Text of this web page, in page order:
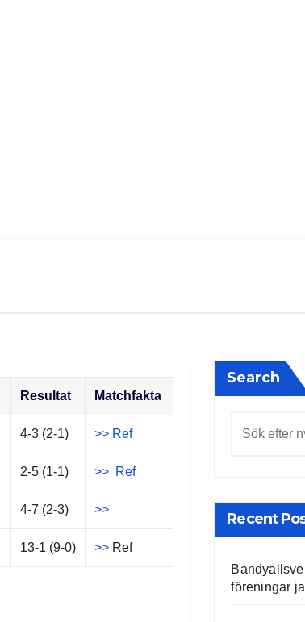
Resultat Matchfakta
4-3 (2-1) >> Ref
2-5 (1-1) >> Ref
4-7 (2-3) >>
13-1 (9-0) >> Ref
Search
Recent
föreningar